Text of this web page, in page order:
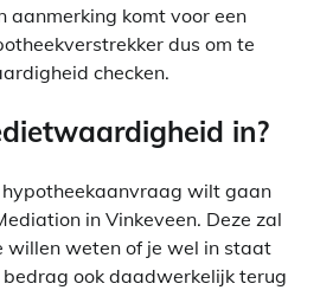
aanmerking komt voor een
dus om te
checken.
in?
hypotheekaanvraag wilt gaan
in Vinkeveen. Deze zal
willen weten of je wel in staat
ook daadwerkelijk terug